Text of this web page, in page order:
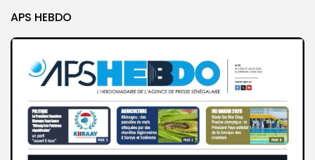
APS HEBDO